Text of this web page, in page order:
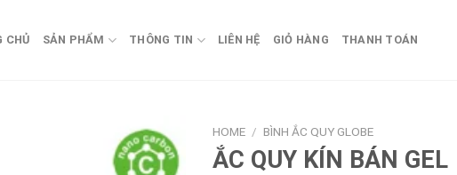
CHỦ SẢN PHẨM THÔNG TIN LIÊN HỆ GIỎ HÀNG THANH TOÁN
HOME / BÌNH ẮC QUY GLOBE
ẮC QUY KÍN BÁN GEL